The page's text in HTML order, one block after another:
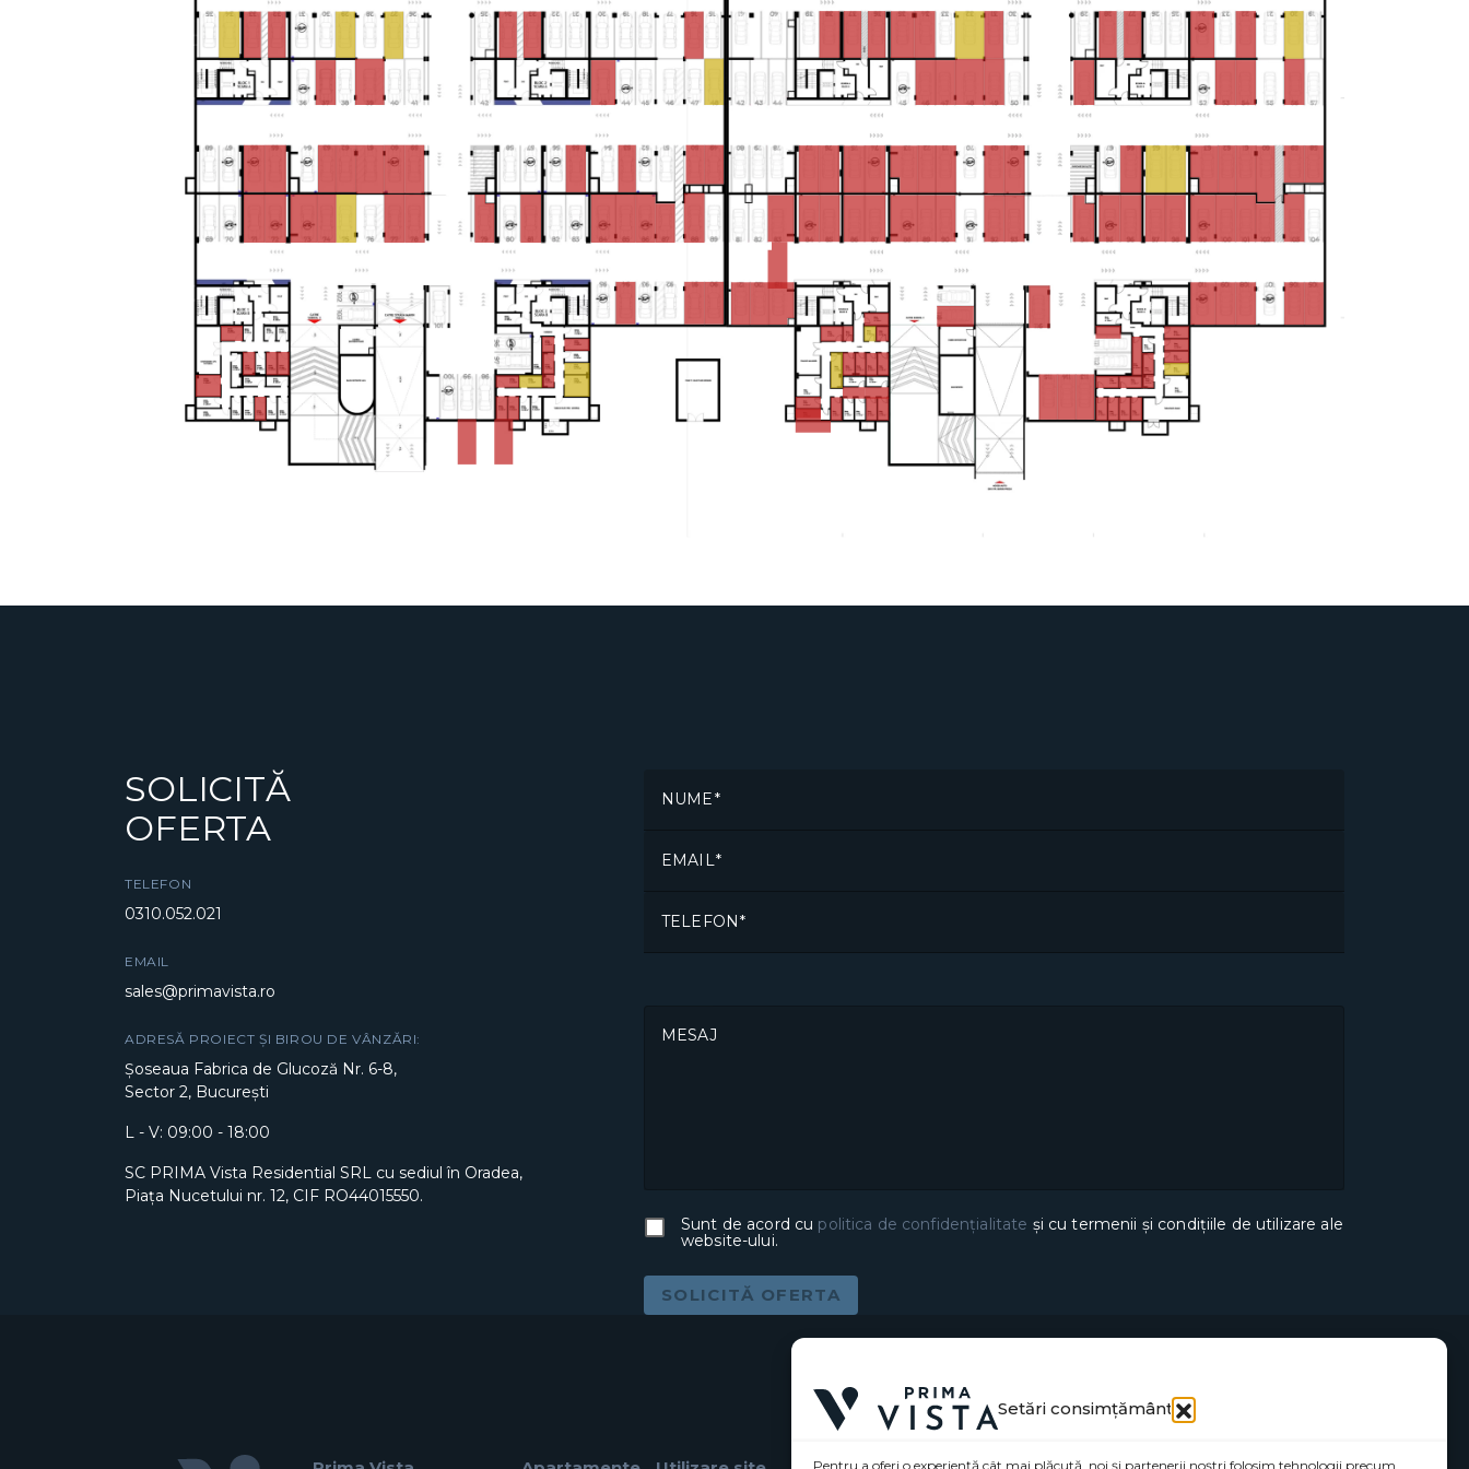
Setări consimțământ
Pentru a oferi o experiență cât mai plăcută, noi și partenerii noștri folosim tehnologii precum
SOLICITĂ
OFERTA
TELEFON
0310.052.021
EMAIL
sales@primavista.ro
ADRESĂ PROIECT ȘI BIROU DE VÂNZĂRI:
Șoseaua Fabrica de Glucoză Nr. 6-8,
Sector 2, București
L - V: 09:00 - 18:00
SC PRIMA Vista Residential SRL cu sediul în Oradea,
Piața Nucetului nr. 12, CIF RO44015550.
NUME
EMAIL
TELEFON
MESAJ
Sunt de acord cu politica de confidențialitate și cu termenii și condițiile de utilizare ale
website-ului.
SOLICITĂ OFERTA